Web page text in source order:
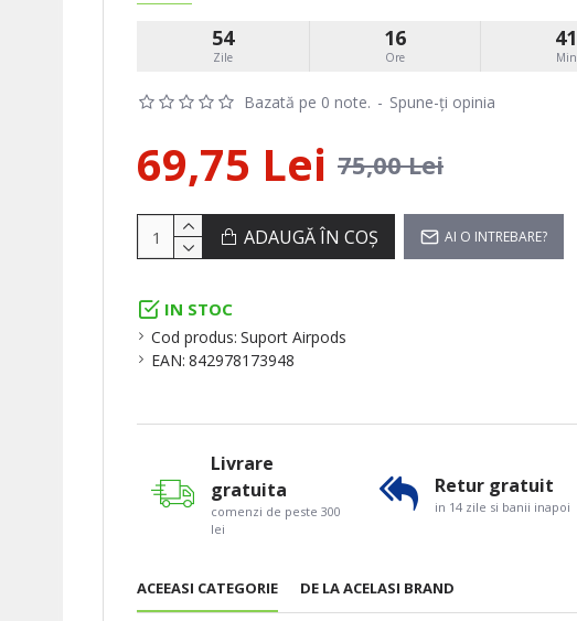
IN STOC
Cod produs: Suport Airpods
EAN: 842978173948
Bazată pe 0 note. - Spune-ţi opinia
54
Zile
16
Ore
41
Min
69,75 Lei 75,00 Lei
ADAUGĂ ÎN COŞ AI O INTREBARE?
ACEEASI CATEGORIE DE LA ACELASI BRAND
Livrare
gratuita
comenzi de peste 300
lei
Retur gratuit
in 14 zile si banii inapoi